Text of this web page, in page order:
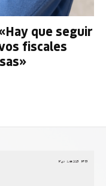
que seguir
fiscales